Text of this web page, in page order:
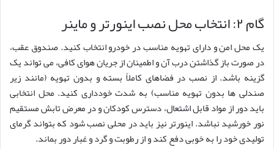
گام ۲: انتخاب محل نصب اینورتر و ماینر
یک محل امن و دارای تهویه مناسب در خودرو انتخاب کنید. صندوق عقب،
در صورت باز گذاشتن درب آن و اطمینان از جریان هوای کافی، می تواند یک
گزینه باشد. از نصب در فضاهای کاملاً بسته و بدون تهویه (مانند زیر
صندلی ها بدون تهویه مناسب) به شدت خودداری کنید. محل انتخابی
باید دور از مواد قابل اشتعال، دسترس کودکان و در معرض تابش مستقیم
نور خورشید نباشد. اینورتر نیز باید در محلی نصب شود که بتواند گرمای
تولیدی خود را به خوبی دفع کند و از رطوبت و گرد و غبار دور بماند.